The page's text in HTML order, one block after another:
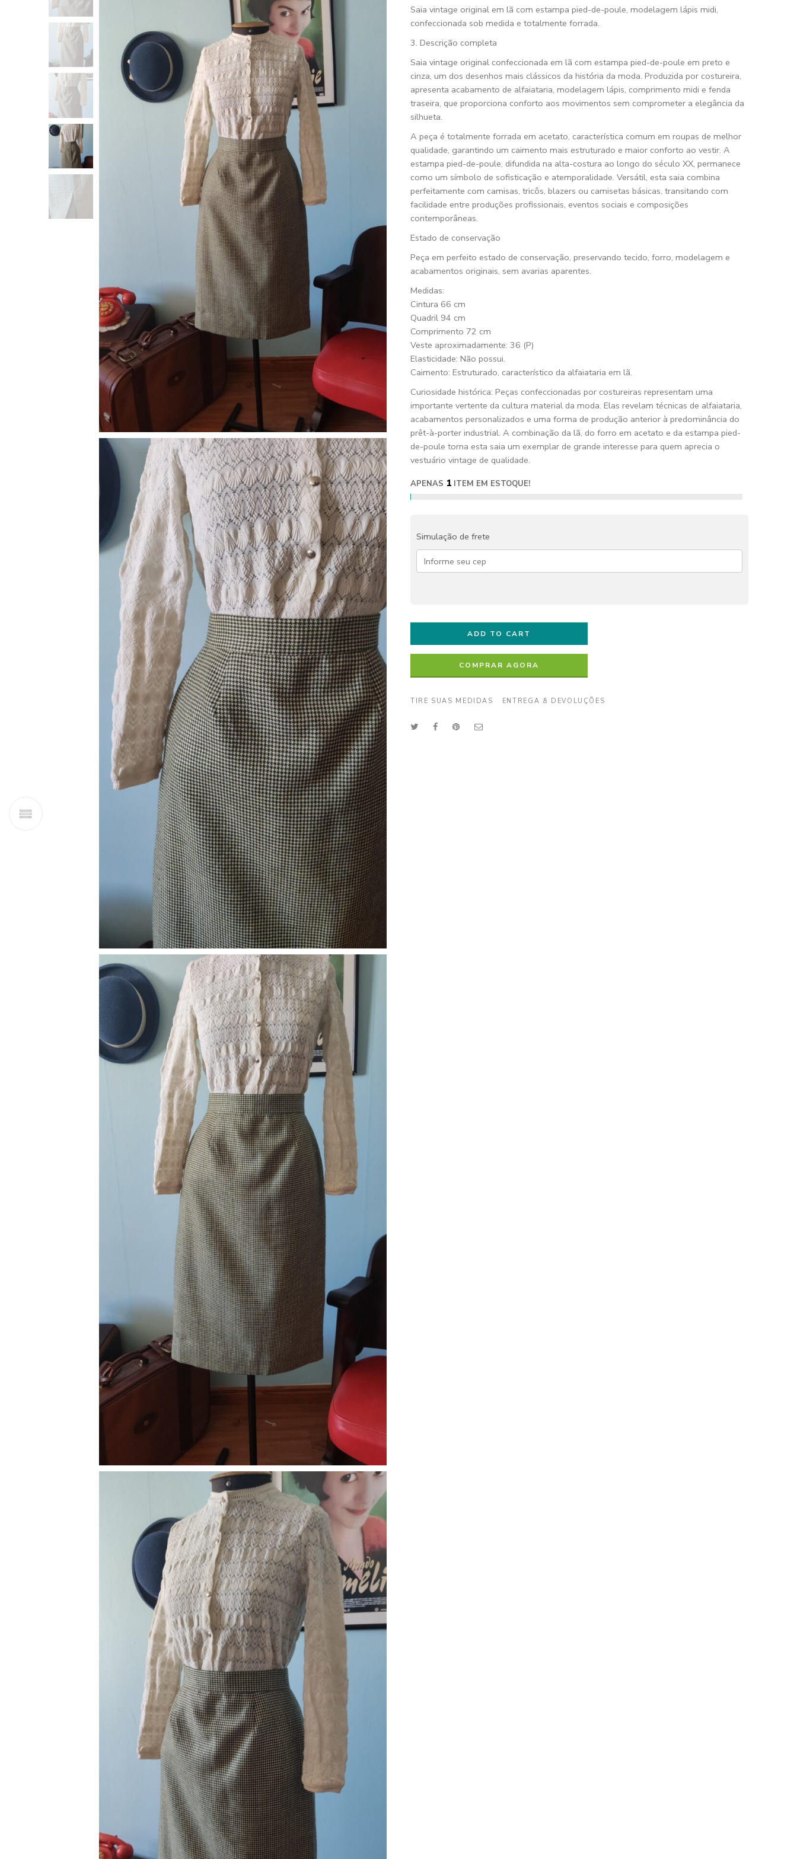
Saia vintage original em lã com estampa pied-de-poule, modelagem lápis midi,
confeccionada sob medida e totalmente forrada.
3. Descrição completa
Saia vintage original confeccionada em lã com estampa pied-de-poule em preto e
cinza, um dos desenhos mais clássicos da história da moda. Produzida por costureira,
apresenta acabamento de alfaiataria, modelagem lápis, comprimento midi e fenda
traseira, que proporciona conforto aos movimentos sem comprometer a elegância da
silhueta.
A peça é totalmente forrada em acetato, característica comum em roupas de melhor
qualidade, garantindo um caimento mais estruturado e maior conforto ao vestir. A
estampa pied-de-poule, difundida na alta-costura ao longo do século XX, permanece
como um símbolo de sofisticação e atemporalidade. Versátil, esta saia combina
perfeitamente com camisas, tricôs, blazers ou camisetas básicas, transitando com
facilidade entre produções profissionais, eventos sociais e composições
contemporâneas.
Estado de conservação
Peça em perfeito estado de conservação, preservando tecido, forro, modelagem e
acabamentos originais, sem avarias aparentes.
Medidas:
Cintura 66 cm
Quadril 94 cm
Comprimento 72 cm
Veste aproximadamente: 36 (P)
Elasticidade: Não possui.
Caimento: Estruturado, característico da alfaiataria em lã.
Curiosidade histórica: Peças confeccionadas por costureiras representam uma
importante vertente da cultura material da moda. Elas revelam técnicas de alfaiataria,
acabamentos personalizados e uma forma de produção anterior à predominância do
prêt-à-porter industrial. A combinação da lã, do forro em acetato e da estampa pied-
de-poule torna esta saia um exemplar de grande interesse para quem aprecia o
vestuário vintage de qualidade.
APENAS 1 ITEM EM ESTOQUE!
Simulação de frete
ADD TO CART
COMPRAR AGORA
TIRE SUAS MEDIDAS ENTREGA & DEVOLUÇÕES